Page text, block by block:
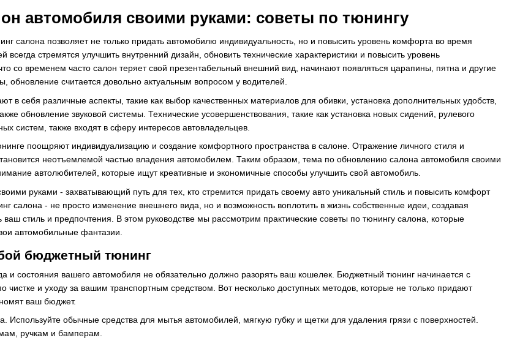
автомобиля своими руками: советы по тюнингу
салона позволяет не только придать автомобилю индивидуальность, но и повысить уровень комфорта во время
стремятся улучшить внутренний дизайн, обновить технические характеристики и повысить уровень
со временем часто салон теряет свой презентабельный внешний вид, начинают появляться царапины, пятна и другие
обновление считается довольно актуальным вопросом у водителей.
в себя различные аспекты, такие как выбор качественных материалов для обивки, установка дополнительных удобств,
обновление звуковой системы. Технические усовершенствования, такие как установка новых сидений, рулевого
систем, также входят в сферу интересов автовладельцев.
поощряют индивидуализацию и создание комфортного пространства в салоне. Отражение личного стиля и
неотъемлемой частью владения автомобилем. Таким образом, тема по обновлению салона автомобиля своими
автолюбителей, которые ищут креативные и экономичные способы улучшить свой автомобиль.
руками - захватывающий путь для тех, кто стремится придать своему авто уникальный стиль и повысить комфорт
салона - не просто изменение внешнего вида, но и возможность воплотить в жизнь собственные идеи, создавая
ваш стиль и предпочтения. В этом руководстве мы рассмотрим практические советы по тюнингу салона, которые
автомобильные фантазии.
бюджетный тюнинг
и состояния вашего автомобиля не обязательно должно разорять ваш кошелек. Бюджетный тюнинг начинается с
чистке и уходу за вашим транспортным средством. Вот несколько доступных методов, которые не только придают
ваш бюджет.
Используйте обычные средства для мытья автомобилей, мягкую губку и щетки для удаления грязи с поверхностей.
ручкам и бамперам.